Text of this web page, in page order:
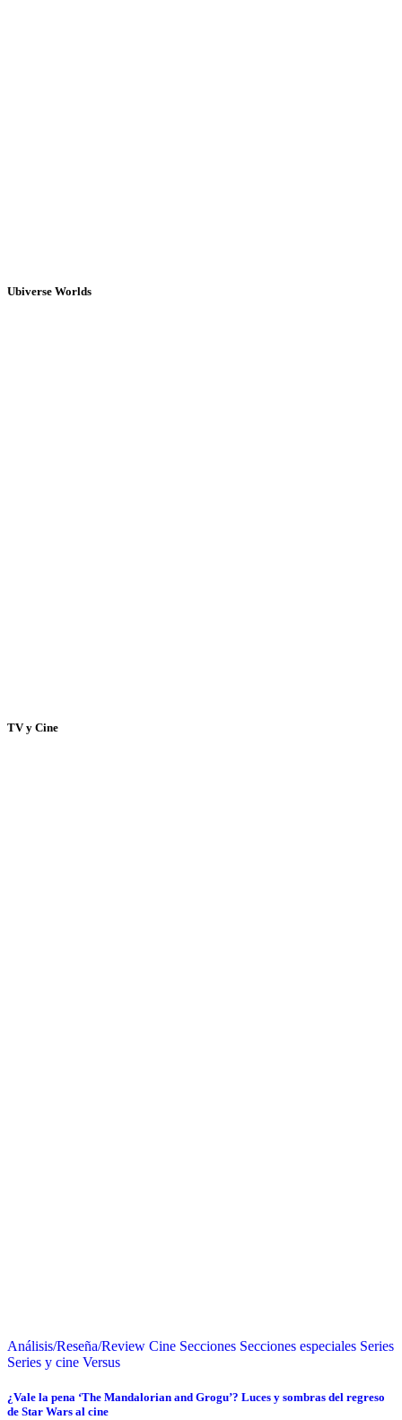
Ubiverse Worlds
TV y Cine
Análisis/Reseña/Review Cine Secciones Secciones especiales Series
Series y cine Versus
¿Vale la pena ‘The Mandalorian and Grogu’? Luces y sombras del regreso
de Star Wars al cine